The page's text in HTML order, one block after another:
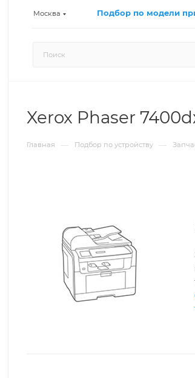
Москва Подбор по модели
Xerox Phaser
Главная — Подбор по устройству —